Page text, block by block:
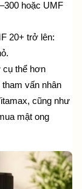
hoặc UMF
20+ trở lên:
cụ thể hơn
tham vấn nhân
cũng như
mật ong